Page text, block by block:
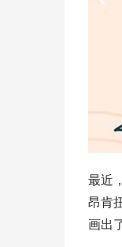
最近
昂肯
画出